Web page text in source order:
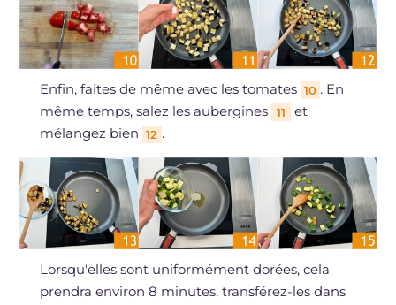
Enfin, faites de même avec les tomates 10 . En
même temps, salez les aubergines
11
et
mélangez bien 12 .
Lorsqu'elles sont uniformément dorées, cela
prendra environ 8 minutes, transférez-les dans